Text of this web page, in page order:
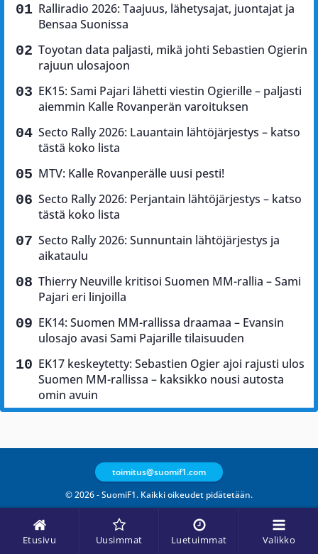
Etusivu Uusimmat Luetuimmat Valikko
Ralliradio 2026: Taajuus, lähetysajat, juontajat ja
Bensaa Suonissa
Toyotan data paljasti, mikä johti Sebastien Ogierin
rajuun ulosajoon
EK15: Sami Pajari lähetti viestin Ogierille – paljasti
aiemmin Kalle Rovanperän varoituksen
Secto Rally 2026: Lauantain lähtöjärjestys – katso
tästä koko lista
MTV: Kalle Rovanperälle uusi pesti!
Secto Rally 2026: Perjantain lähtöjärjestys – katso
tästä koko lista
Secto Rally 2026: Sunnuntain lähtöjärjestys ja
aikataulu
Thierry Neuville kritisoi Suomen MM-rallia – Sami
Pajari eri linjoilla
EK14: Suomen MM-rallissa draamaa – Evansin
ulosajo avasi Sami Pajarille tilaisuuden
EK17 keskeytetty: Sebastien Ogier ajoi rajusti ulos
Suomen MM-rallissa – kaksikko nousi autosta
omin avuin
© 2026 - SuomiF1. Kaikki oikeudet pidätetään.
toimitus@suomif1.com